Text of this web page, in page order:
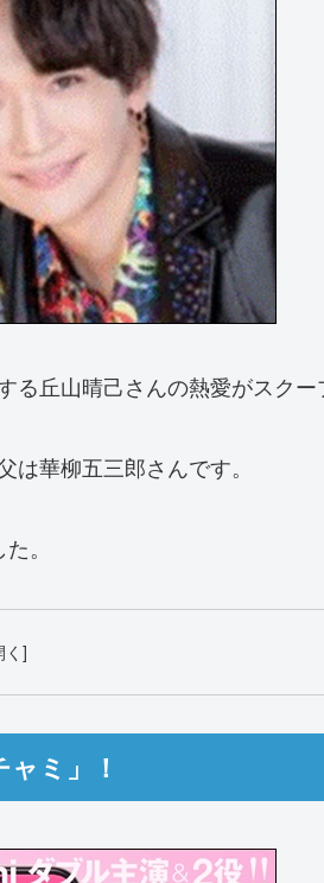
丘山晴己さんの熱愛がスクー
華柳五三郎さんです。
。
ミ」！